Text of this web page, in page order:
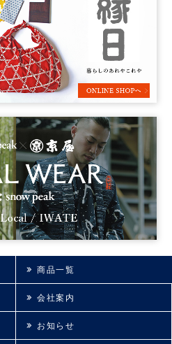
商品一覧
会社案内
お知らせ